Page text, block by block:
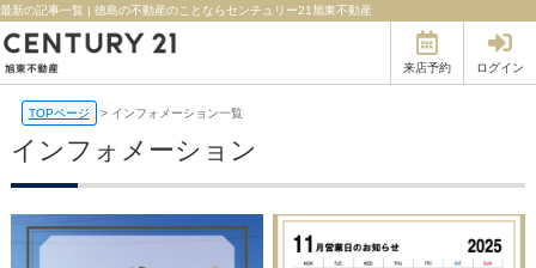
最新の記事一覧 | 徳島の不動産のことならセンチュリー21旭東不動産
来店予約 ログイン
TOPページ > インフォメーション一覧
インフォメーション